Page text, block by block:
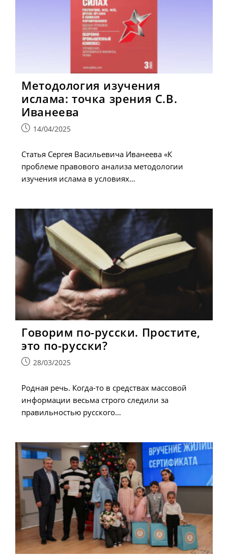
Методология изучения
ислама: точка зрения С.В.
Иванеева
Запись14/04/2025
Статья Сергея Васильевича Иванеева «К
проблеме правового анализа методологии
изучения ислама в условиях…
Говорим по-русски. Простите,
это по-русски?
Запись28/03/2025
Родная речь. Когда-то в средствах массовой
информации весьма строго следили за
правильностью русского…